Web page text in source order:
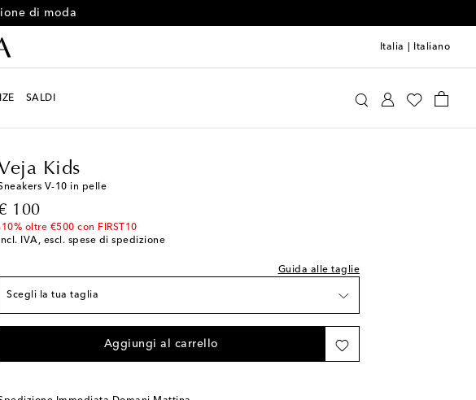
di moda
Italia Italiano
SALDI
Kids
V-10 in pelle
100 price
oltre €500 con FIRST10
IVA, escl. spese di spedizione
Guida alle taglie
Scegli la tua taglia
Taglie europee
EU 25 Pochi pezzi rimasti
Pochi pezzi rimasti
EU 28
EU 30
EU 31 Pochi pezzi rimasti
Aggiungi al carrello